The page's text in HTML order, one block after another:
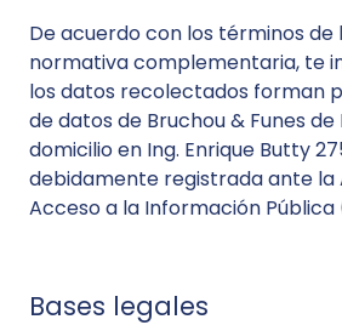
De acuerdo con los términos de
normativa complementaria, te
los datos recolectados forman
de datos de Bruchou & Funes de
domicilio en Ing. Enrique Butty
debidamente registrada ante la
Acceso a la Información Pública
Bases legales